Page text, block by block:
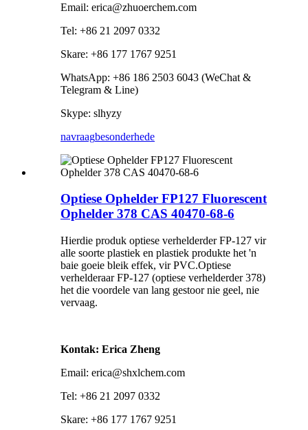
Email: erica@zhuoerchem.com
Tel: +86 21 2097 0332
Skare: +86 177 1767 9251
WhatsApp: +86 186 2503 6043 (WeChat &
Telegram & Line)
Skype: slhyzy
navraagbesonderhede
Optiese Ophelder FP127 Fluorescent
Ophelder 378 CAS 40470-68-6
Hierdie produk optiese verhelderder FP-127 vir
alle soorte plastiek en plastiek produkte het 'n
baie goeie bleik effek, vir PVC.Optiese
verhelderaar FP-127 (optiese verhelderder 378)
het die voordele van lang gestoor nie geel, nie
vervaag.
Kontak: Erica Zheng
Email: erica@shxlchem.com
Tel: +86 21 2097 0332
Skare: +86 177 1767 9251